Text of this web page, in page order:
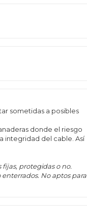
sometidas a posibles
donde el riesgo
integridad del cable. Así
protegidas o no.
No aptos para